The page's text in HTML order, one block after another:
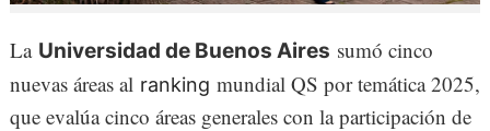
La Universidad de Buenos Aires sumó cinco
nuevas áreas al ranking mundial QS por temática 2025,
que evalúa cinco áreas generales con la participación de